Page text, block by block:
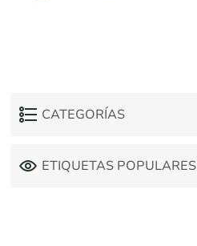
CATEGORÍAS
ETIQUETAS POPULARES